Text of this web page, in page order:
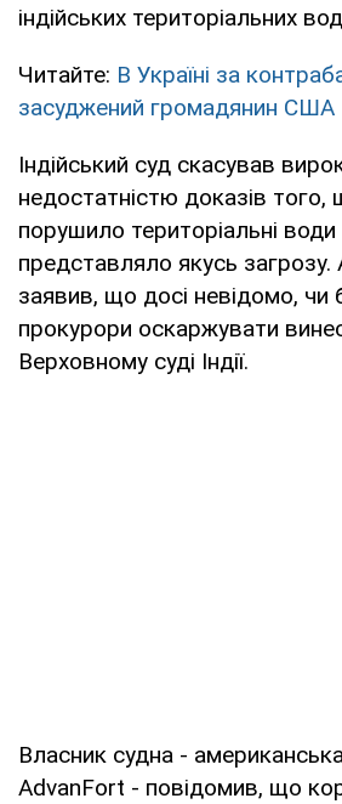
індійських територіальних
Читайте: В Україні за
засуджений громадянин США
Індійський суд скасував
недостатністю доказів того,
порушило територіальні води
представляло якусь
заявив, що досі невідомо, чи
прокурори оскаржувати
Верховному суді Індії.
Власник судна -
AdvanFort - повідомив, що